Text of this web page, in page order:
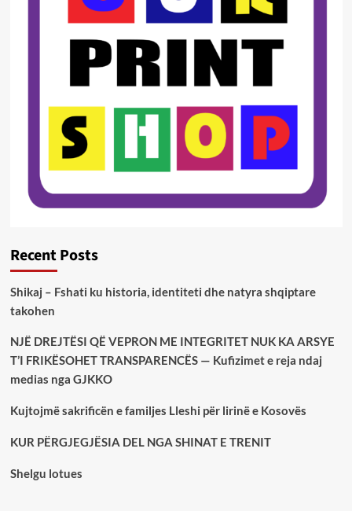
Recent Posts
Shikaj – Fshati ku historia, identiteti dhe natyra shqiptare
takohen
NJË DREJTËSI QË VEPRON ME INTEGRITET NUK KA ARSYE
T’I FRIKËSOHET TRANSPARENCËS — Kufizimet e reja ndaj
medias nga GJKKO
Kujtojmë sakrificën e familjes Lleshi për lirinë e Kosovës
KUR PËRGJEGJËSIA DEL NGA SHINAT E TRENIT
Shelgu lotues